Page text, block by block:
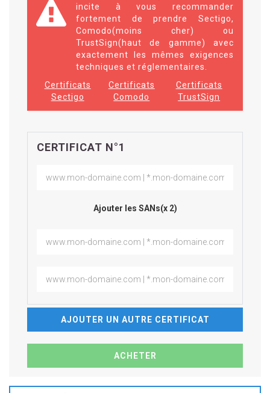
incite à vous recommander
fortement de prendre Sectigo,
Comodo(moins cher) ou
TrustSign(haut de gamme) avec
exactement les mêmes exigences
techniques et réglementaires.
Certificats
Sectigo
Certificats
Comodo
Certificats
TrustSign
CERTIFICAT N°1
Ajouter les SANs(x 2)
AJOUTER UN AUTRE CERTIFICAT